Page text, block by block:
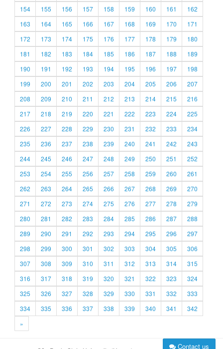
154
155 156 157 158 159 160 161
162
163
164 165 166 167 168 169 170
171
172
173 174 175 176 177 178 179
180
181
182 183 184 185 186 187 188
189
190
191 192 193 194 195 196 197
198
199
200 201 202 203 204 205 206
207
208
209 210 211 212 213 214 215
216
217
218 219 220 221 222 223 224
225
226
227 228 229 230 231 232 233
234
235
236 237 238 239 240 241 242
243
244
245 246 247 248 249 250 251
252
253
254 255 256 257 258 259 260
261
262
263 264 265 266 267 268 269
270
271
272 273 274 275 276 277 278
279
280
281 282 283 284 285 286 287
288
289
290 291 292 293 294 295 296
297
298
299 300 301 302 303 304 305
306
307
308 309 310 311 312 313 314
315
316
317 318 319 320 321 322 323
324
325
326 327 328 329 330 331 332
333
334
335 336 337 338 339 340 341
342
»
Contact us